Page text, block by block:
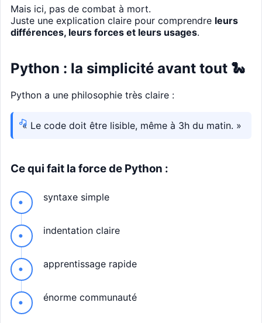
Mais ici, pas de combat à mort.
Juste une explication claire pour comprendre leurs
différences, leurs forces et leurs usages.
Python : la simplicité avant tout 🐍
Python a une philosophie très claire :
« Le code doit être lisible, même à 3h du matin. »
Ce qui fait la force de Python :
syntaxe simple
indentation claire
apprentissage rapide
énorme communauté